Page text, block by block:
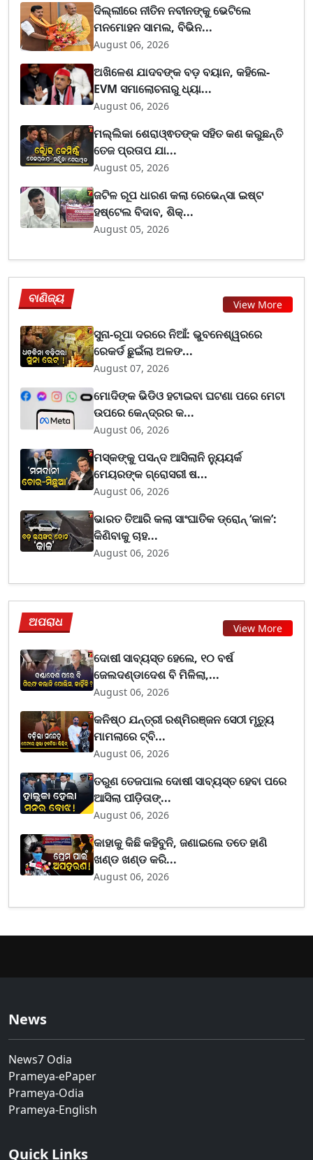
ଦିଲ୍ଲୀରେ ନୀତିନ ନବୀନଙ୍କୁ ଭେଟିଲେ
ମନମୋହନ ସାମଲ, ବିଭିନ...
August 06, 2026
ଅଖିଳେଶ ଯାଦବଙ୍କ ବଡ଼ ବୟାନ, କହିଲେ-
EVM ସମାଲୋଚନାରୁ ଧ୍ୟା...
August 06, 2026
ମଲ୍ଲିକା ଶେରାଓ୍ଵତଙ୍କ ସହିତ କଣ କରୁଛନ୍ତି
ତେଜ ପ୍ରତାପ ଯା...
August 05, 2026
ଜଟିଳ ରୂପ ଧାରଣ କଲା ରେଭେନ୍ସା ଇଷ୍ଟ
ହଷ୍ଟେଲ ବିଦାବ, ଶିକ୍...
August 05, 2026
ବାଣିଜ୍ୟ View More
ସୁନା-ରୂପା ଦରରେ ନିଆଁ: ଭୁବନେଶ୍ୱରରେ
ରେକର୍ଡ ଛୁଇଁଲା ଅଳଙ...
August 07, 2026
ମୋଦିଙ୍କ ଭିଡିଓ ହଟାଇବା ଘଟଣା ପରେ ମେଟା
ଉପରେ କେନ୍ଦ୍ରର କ...
August 06, 2026
ମସ୍କଙ୍କୁ ପସନ୍ଦ ଆସିଲାନି ନ୍ୟୁୟର୍କ
ମେୟରଙ୍କ ଗ୍ରୋସରୀ ଷ...
August 06, 2026
ଭାରତ ତିଆରି କଲା ସାଂଘାତିକ ଡ୍ରୋନ୍ ‘କାଳ’:
କିଣିବାକୁ ଚାହ...
August 06, 2026
ଅପରାଧ View More
ଦୋଷୀ ସାବ୍ୟସ୍ତ ହେଲେ, ୧୦ ବର୍ଷ
ଜେଲଦଣ୍ଡାଦେଶ ବି ମିଳିଲା,...
August 06, 2026
କନିଷ୍ଠ ଯନ୍ତ୍ରୀ ରଶ୍ମିରଞ୍ଜନ ସେଠୀ ମୃତ୍ୟୁ
ମାମଲାରେ ଟ୍ବି...
August 06, 2026
ତରୁଣ ତେଜପାଲ ଦୋଷୀ ସାବ୍ୟସ୍ତ ହେବା ପରେ
ଆସିଲା ପୀଡ଼ିତାଙ୍...
August 06, 2026
କାହାକୁ କିଛି କହିବୁନି, ଜଣାଇଲେ ତତେ ହାଣି
ଖଣ୍ଡ ଖଣ୍ଡ କରି...
August 06, 2026
News
News7 Odia
Prameya-ePaper
Prameya-Odia
Prameya-English
Quick Links